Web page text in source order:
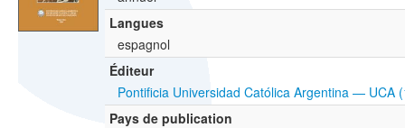
Langues
espagnol
Éditeur
Pontificia Universidad Católica Argentina — UCA
Pays de publication